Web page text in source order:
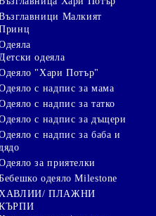
Малкият
Детски одеяла
"Хари Потър"
с надпис за мама
с надпис за татко
с надпис за дъщери
с надпис за баба и
дядо
за приятелки
одеяло Milestone
ПЛАЖНИ